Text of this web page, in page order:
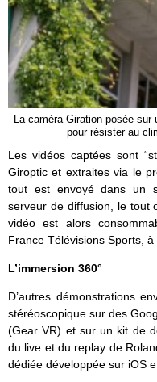
La caméra Giration posée sur
pour résister au
Les vidéos captées sont
Giroptic et extraites via le
tout est envoyé dans un
serveur de diffusion, le tout
vidéo est alors
France Télévisions Sports,
L’immersion 360°
D’autres démonstrations
stéréoscopique sur des
(Gear VR) et sur un kit de
du live et du replay de
dédiée développée sur iOS